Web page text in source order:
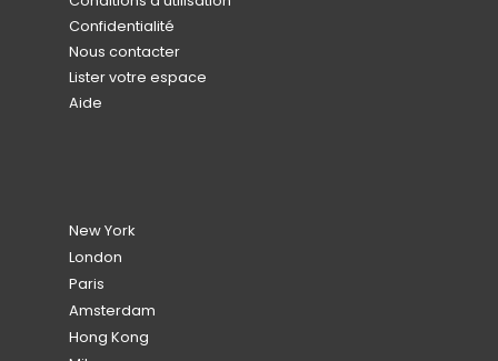
Confidentialité
Nous contacter
Lister votre espace
Aide
New York
London
Paris
Amsterdam
Hong Kong